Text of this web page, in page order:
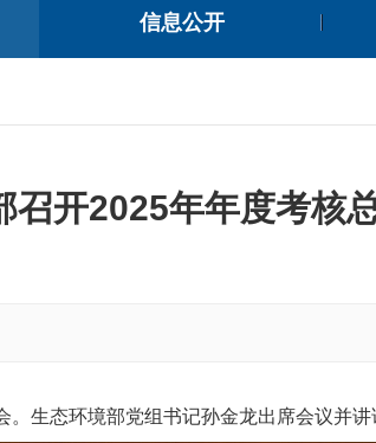
信息公开
召开2025年年度考核
生态环境部党组书记孙金龙出席会议并